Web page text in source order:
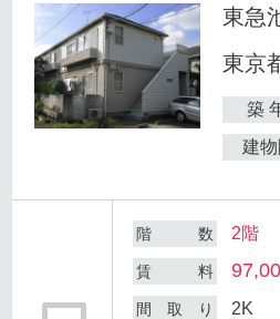
東急
東京
築
建
階 数 2階
賃 料
間 取 り 2K